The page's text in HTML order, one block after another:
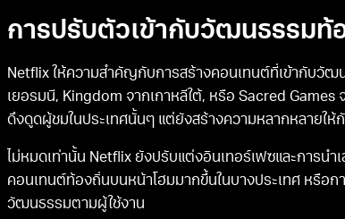
การปรับตัวเข้ากับวัฒนธรรมท้
Netflix ให้ความสำคัญกับการสร้างคอนเทนต์ที่เข้ากับวัฒ
เยอรมนี, Kingdom จากเกาหลีใต้, หรือ Sacred
ดึงดูดผู้ชมในประเทศนั้นๆ แต่ยังสร้างความหลากหลายให้
ไม่หมดเท่านั้น Netflix ยังปรับแต่งอินเทอร์เฟซและการนำ
คอนเทนต์ท้องถิ่นบนหน้าโฮมมากขึ้นในบางประเทศ หรือ
วัฒนธรรมตามผู้ใช้งาน